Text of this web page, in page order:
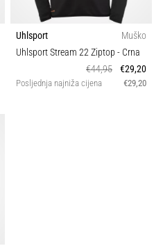
Uhlsport
Muško
Uhlsport Stream 22 Ziptop - Crna
€44,95
€29,20
Posljednja najniža cijena €29,20